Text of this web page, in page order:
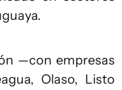
—con empresas
Olaso, Listo